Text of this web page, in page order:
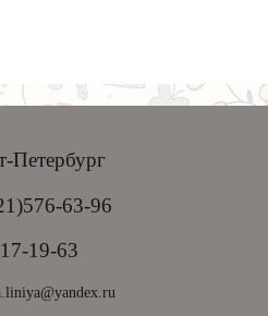
Петербург
63-96
19-63